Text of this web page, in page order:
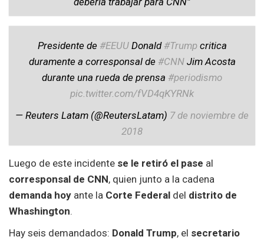
Presidente de #EEUUDonald #Trumpcritica
duramente a corresponsal de #CNNJim Acosta
durante una rueda de prensa #periodismo
pic.twitter.com/fVD4qKYRNk
— Reuters Latam (@ReutersLatam) 7 de noviembre de
2018
Luego de este incidente se le retiró el pase al
corresponsal de CNN, quien junto a la cadena
demanda hoy ante la Corte Federal del distrito de
Whashington.
Hay seis demandados: Donald Trump, el secretario